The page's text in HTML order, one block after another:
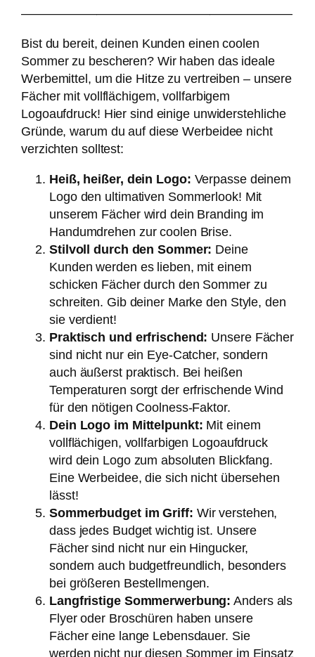
e
—————————————————————–
Bist du bereit, deinen Kunden einen coolen
Sommer zu bescheren? Wir haben das ideale
Werbemittel, um die Hitze zu vertreiben – unsere
Fächer mit vollflächigem, vollfarbigem
Logoaufdruck! Hier sind einige unwiderstehliche
Gründe, warum du auf diese Werbeidee nicht
verzichten solltest:
Heiß, heißer, dein Logo: Verpasse deinem
Logo den ultimativen Sommerlook! Mit
unserem Fächer wird dein Branding im
Handumdrehen zur coolen Brise.
Stilvoll durch den Sommer: Deine
Kunden werden es lieben, mit einem
schicken Fächer durch den Sommer zu
schreiten. Gib deiner Marke den Style, den
sie verdient!
Praktisch und erfrischend: Unsere Fächer
sind nicht nur ein Eye-Catcher, sondern
auch äußerst praktisch. Bei heißen
Temperaturen sorgt der erfrischende Wind
für den nötigen Coolness-Faktor.
Dein Logo im Mittelpunkt: Mit einem
vollflächigen, vollfarbigen Logoaufdruck
wird dein Logo zum absoluten Blickfang.
Eine Werbeidee, die sich nicht übersehen
lässt!
Sommerbudget im Griff: Wir verstehen,
dass jedes Budget wichtig ist. Unsere
Fächer sind nicht nur ein Hingucker,
sondern auch budgetfreundlich, besonders
bei größeren Bestellmengen.
Langfristige Sommerwerbung: Anders als
Flyer oder Broschüren haben unsere
Fächer eine lange Lebensdauer. Sie
werden nicht nur diesen Sommer im Einsatz